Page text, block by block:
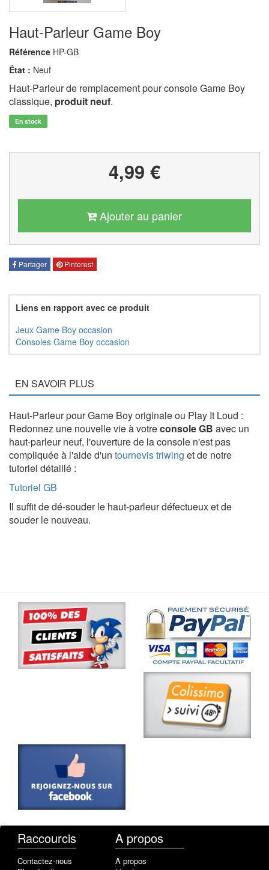
Haut-Parleur Game Boy
Référence HP-GB
État : Neuf
Haut-Parleur de remplacement pour console Game Boy
classique, produit neuf.
En stock
4,99 €
Ajouter au panier
Partager Pinterest
Liens en rapport avec ce produit
Jeux Game Boy occasion
Consoles Game Boy occasion
EN SAVOIR PLUS
Haut-Parleur pour Game Boy originale ou Play It Loud :
Redonnez une nouvelle vie à votreconsole GB avec un
haut-parleur neuf, l'ouverture de la console n'est pas
compliquée à l'aide d'un tournevis triwing et de notre
tutoriel détaillé :
Tutoriel GB
Il suffit de dé-souder le haut-parleur défectueux et de
souder le nouveau.
Raccourcis
Contactez-nous
A propos
A propos